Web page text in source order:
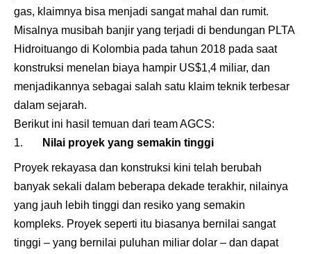
gas, klaimnya bisa menjadi sangat mahal dan rumit.
Misalnya musibah banjir yang terjadi di bendungan PLTA
Hidroituango di Kolombia pada tahun 2018 pada saat
konstruksi menelan biaya hampir US$1,4 miliar, dan
menjadikannya sebagai salah satu klaim teknik terbesar
dalam sejarah.
Berikut ini hasil temuan dari team AGCS:
Nilai proyek yang semakin tinggi
Proyek rekayasa dan konstruksi kini telah berubah
banyak sekali dalam beberapa dekade terakhir, nilainya
yang jauh lebih tinggi dan resiko yang semakin
kompleks. Proyek seperti itu biasanya bernilai sangat
tinggi – yang bernilai puluhan miliar dolar – dan dapat